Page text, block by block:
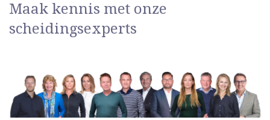
Maak kennis met onze
scheidingsexperts